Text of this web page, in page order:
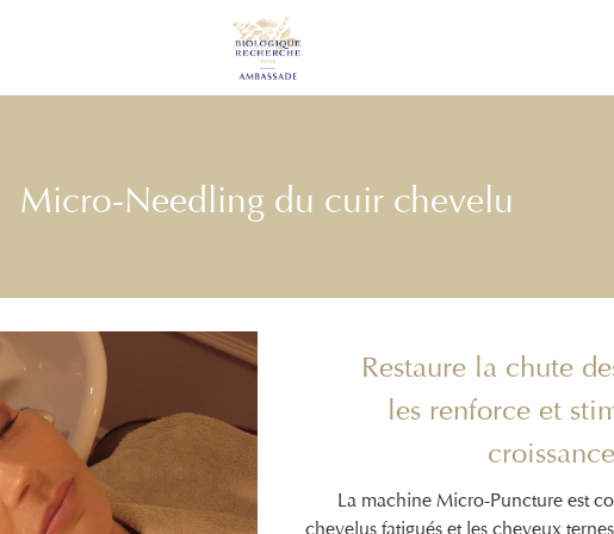
Micro-Needling du cuir chevelu
Restaure la chute
les renforce et
croissance
La machine Micro-Puncture est
chevelus fatigués et les cheveux